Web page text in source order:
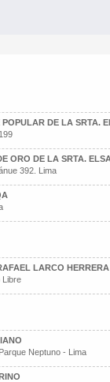
DE LA SRTA.
ORO DE LA SRTA.
392. Lima
LARCO HERRERA
Libre
Neptuno - Lima